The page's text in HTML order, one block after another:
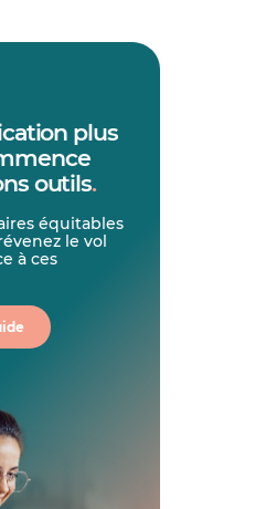
plus
outils.
équitables
le vol
à ces